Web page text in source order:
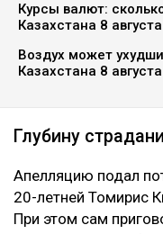
Курсы валют:
Казахстана 8 августа
Воздух может
Казахстана 8 августа
Глубину
Апелляцию подал
20-летней Томирис
При этом сам